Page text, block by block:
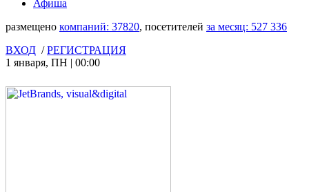
Афиша
размещено компаний: 37820, посетителей за месяц: 527 336
ВХОД /РЕГИСТРАЦИЯ
1 января, ПН | 00:00